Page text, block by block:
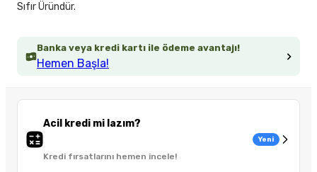
Banka veya kredi kartı ile ödeme avantajı!
Hemen Başla!
Acil kredi mi lazım?
Kredi fırsatlarını hemen incele!
Yeni
Sıfır Üründür.